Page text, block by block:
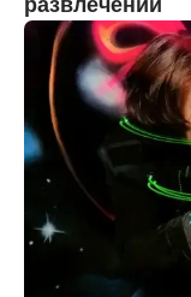
развлечений